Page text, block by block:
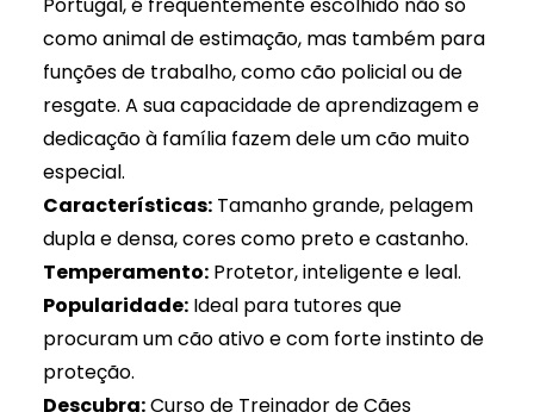
como animal de estimação, mas também para
funções de trabalho, como cão policial ou de
resgate. A sua capacidade de aprendizagem e
dedicação à família fazem dele um cão muito
especial.
Características:Tamanho grande, pelagem
dupla e densa, cores como preto e castanho.
Temperamento:Protetor, inteligente e leal.
Popularidade:Ideal para tutores que
procuram um cão ativo e com forte instinto de
proteção.
Descubra:Curso de Treinador de Cães